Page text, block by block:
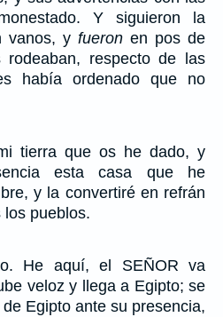
Y siguieron la
vanos, y fueron en pos de
rodeaban, respecto de las
había ordenado que no
tierra que os he dado, y
esta casa que he
y la convertiré en refrán
pueblos.
He aquí, el SEÑOR va
veloz y llega a Egipto; se
Egipto ante su presencia,